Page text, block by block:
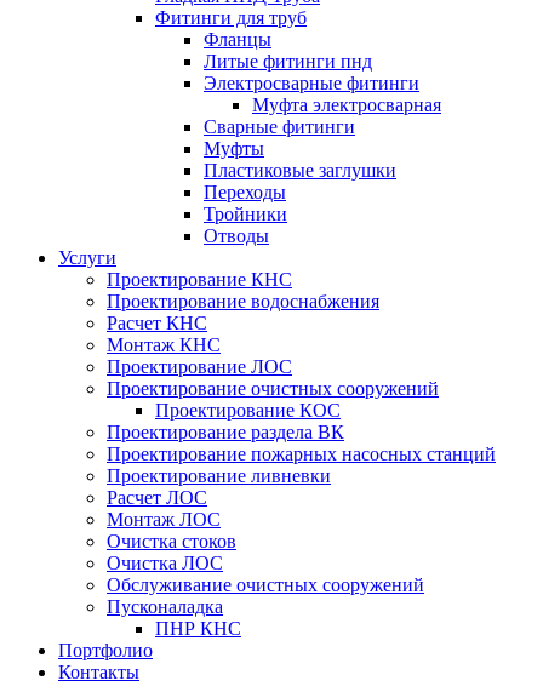
Фитинги для труб
Фланцы
Литые фитинги пнд
Электросварные фитинги
Муфта электросварная
Сварные фитинги
Муфты
Пластиковые заглушки
Переходы
Тройники
Отводы
Услуги
Проектирование КНС
Проектирование водоснабжения
Расчет КНС
Монтаж КНС
Проектирование ЛОС
Проектирование очистных сооружений
Проектирование КОС
Проектирование раздела ВК
Проектирование пожарных насосных станций
Проектирование ливневки
Расчет ЛОС
Монтаж ЛОС
Очистка стоков
Очистка ЛОС
Обслуживание очистных сооружений
Пусконаладка
ПНР КНС
Портфолио
Контакты